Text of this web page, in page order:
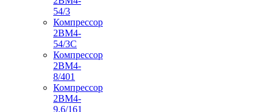
54/3
Компрессор
2ВМ4-
54/3С
Компрессор
2ВМ4-
8/401
Компрессор
2ВМ4-
9,6/161